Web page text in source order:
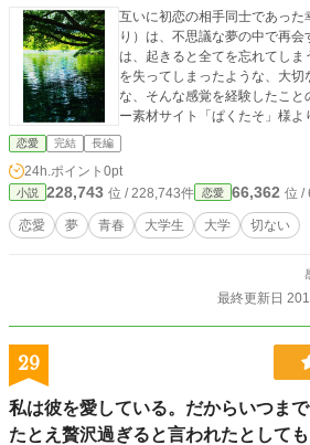
互いに初恋の相手同士であった
り）は、不思議な夢の中で再
は、起きると全てを忘れてしまう。 朝に目が覚めた時
を失ってしまったような、大切
な、そんな感覚を経験したことのある
ー素材サイト「ぱくたそ」様よ
恋愛 完結 長編
24h.ポイント 0pt
小説 228,743 位 / 228,743件 恋愛 66,362 位 /
恋愛 夢 青春 大学生 大学 切ない
最終更新日
29
私は彼を愛している。だからいつま
たとえ贅沢過ぎると言われたとしても